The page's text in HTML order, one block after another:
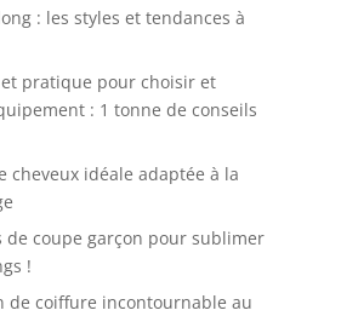
: les styles et tendances à
pratique pour choisir et
: 1 tonne de conseils
cheveux idéale adaptée à la
de coupe garçon pour sublimer
!
de coiffure incontournable au